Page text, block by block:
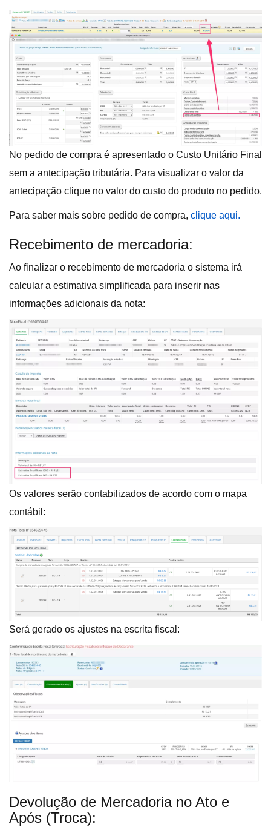
No pedido de compra é apresentado o Custo Unitário Final
sem a antecipação tributária. Para visualizar o valor da
antecipação clique no valor do custo do produto no pedido.
Para saber mais sobre pedido de compra, clique aqui.
Recebimento de mercadoria:
Ao finalizar o recebimento de mercadoria o sistema irá
calcular a estimativa simplificada para inserir nas
informações adicionais da nota:
Os valores serão contabilizados de acordo com o mapa
contábil:
Será gerado os ajustes na escrita fiscal:
Devolução de Mercadoria no Ato e
Após (Troca):